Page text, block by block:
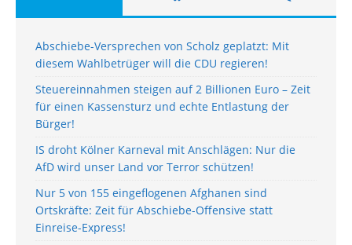
Abschiebe-Versprechen von Scholz geplatzt: Mit
diesem Wahlbetrüger will die CDU regieren!
Steuereinnahmen steigen auf 2 Billionen Euro – Zeit
für einen Kassensturz und echte Entlastung der
Bürger!
IS droht Kölner Karneval mit Anschlägen: Nur die
AfD wird unser Land vor Terror schützen!
Nur 5 von 155 eingeflogenen Afghanen sind
Ortskräfte: Zeit für Abschiebe-Offensive statt
Einreise-Express!